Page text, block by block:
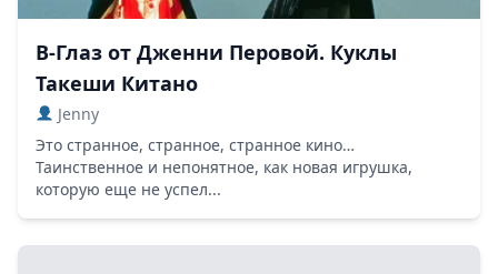
В-Глаз от Дженни Перовой. Куклы
Такеши Китано
Jenny
Это странное, странное, странное кино…
Таинственное и непонятное, как новая игрушка,
которую еще не успел...